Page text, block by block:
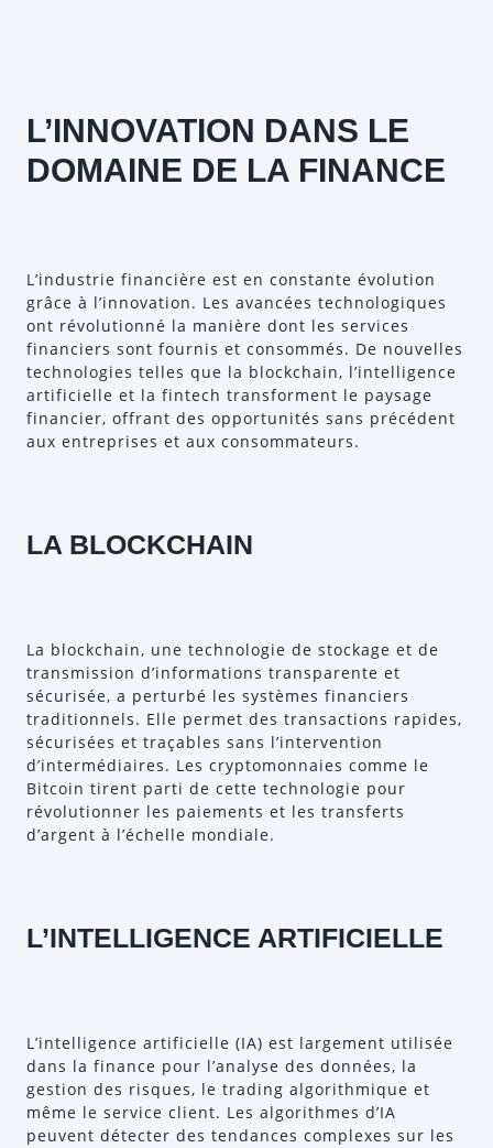
L’INNOVATION DANS LE
DOMAINE DE LA FINANCE
L’industrie financière est en constante évolution
grâce à l’innovation. Les avancées technologiques
ont révolutionné la manière dont les services
financiers sont fournis et consommés. De nouvelles
technologies telles que la blockchain, l’intelligence
artificielle et la fintech transforment le paysage
financier, offrant des opportunités sans précédent
aux entreprises et aux consommateurs.
LA BLOCKCHAIN
La blockchain, une technologie de stockage et de
transmission d’informations transparente et
sécurisée, a perturbé les systèmes financiers
traditionnels. Elle permet des transactions rapides,
sécurisées et traçables sans l’intervention
d’intermédiaires. Les cryptomonnaies comme le
Bitcoin tirent parti de cette technologie pour
révolutionner les paiements et les transferts
d’argent à l’échelle mondiale.
L’INTELLIGENCE ARTIFICIELLE
L’intelligence artificielle (IA) est largement utilisée
dans la finance pour l’analyse des données, la
gestion des risques, le trading algorithmique et
même le service client. Les algorithmes d’IA
peuvent détecter des tendances complexes sur les